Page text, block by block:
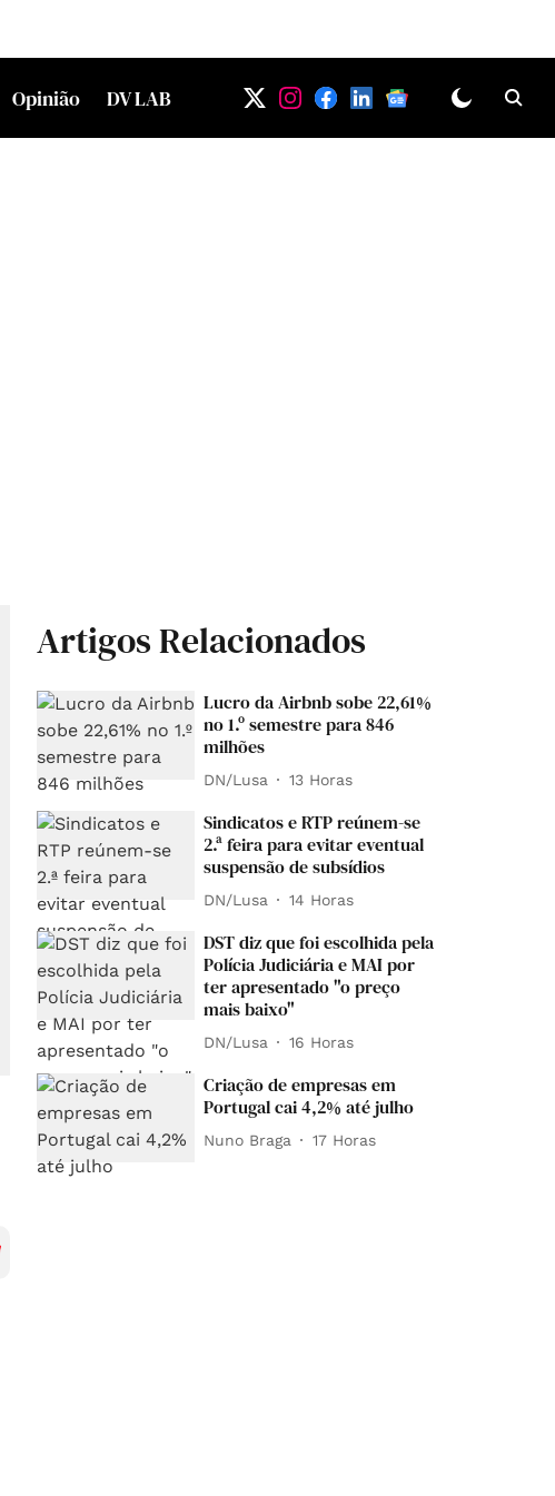
Opinião DV LAB
Artigos Relacionados
Lucro da Airbnb sobe 22,61%
no 1.º semestre para 846
milhões
DN/Lusa 13 Horas
Sindicatos e RTP reúnem-se
2.ª feira para evitar eventual
suspensão de subsídios
DN/Lusa 14 Horas
DST diz que foi escolhida pela
Polícia Judiciária e MAI por
ter apresentado "o preço
mais baixo"
DN/Lusa 16 Horas
Criação de empresas em
Portugal cai 4,2% até julho
Nuno Braga 17 Horas